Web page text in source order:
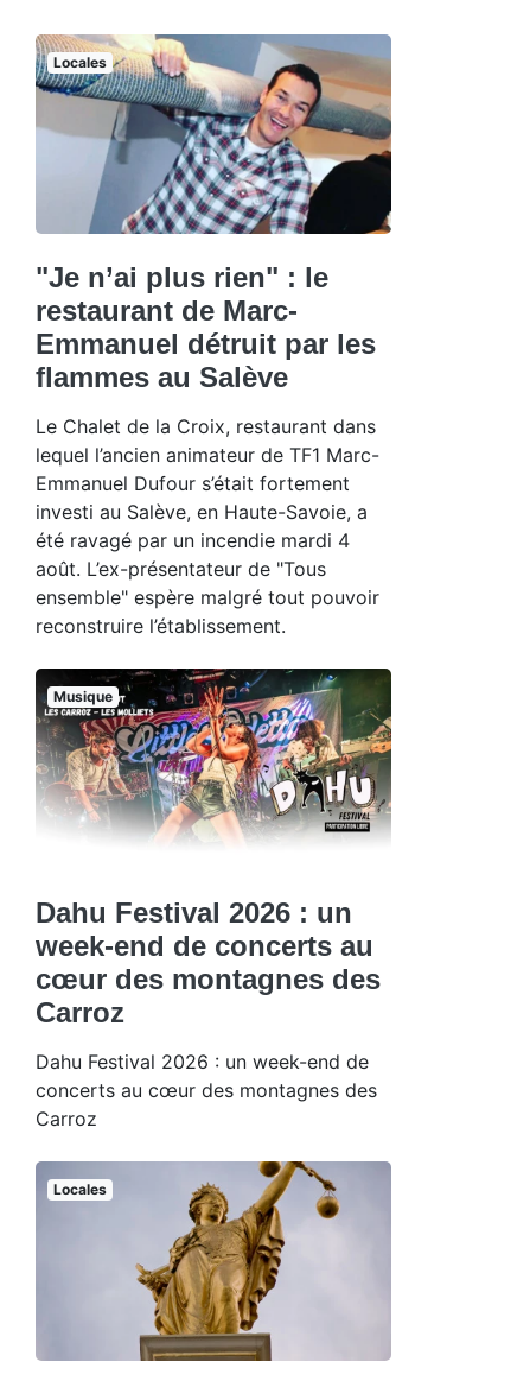
Locales
"Je n’ai plus rien" : le
restaurant de Marc-
Emmanuel détruit par les
flammes au Salève
Le Chalet de la Croix, restaurant dans
lequel l’ancien animateur de TF1 Marc-
Emmanuel Dufour s’était fortement
investi au Salève, en Haute-Savoie, a
été ravagé par un incendie mardi 4
août. L’ex-présentateur de "Tous
ensemble" espère malgré tout pouvoir
reconstruire l’établissement.
Musique
Dahu Festival 2026 : un
week-end de concerts au
cœur des montagnes des
Carroz
Dahu Festival 2026 : un week-end de
concerts au cœur des montagnes des
Carroz
Locales